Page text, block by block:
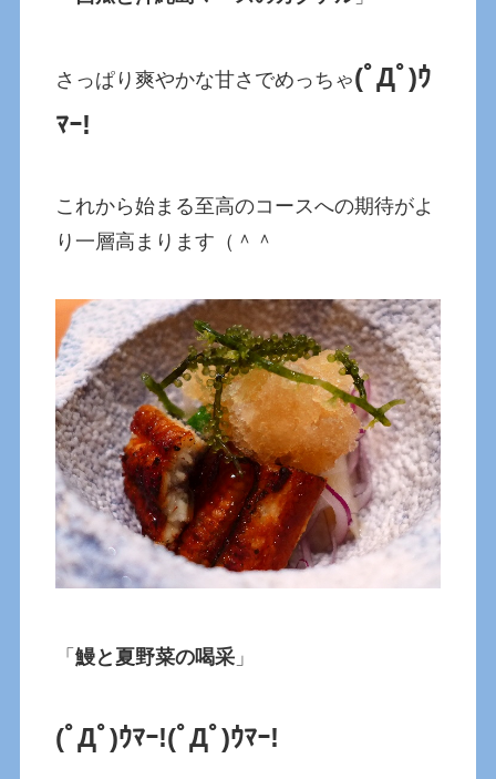
さっぱり爽やかな甘さでめっちゃ(ﾟДﾟ)ｳ
ﾏｰ!
これから始まる至高のコースへの期待がよ
り一層高まります（＾＾
「鰻と夏野菜の喝采 」
(ﾟДﾟ)ｳﾏｰ!(ﾟДﾟ)ｳﾏｰ!